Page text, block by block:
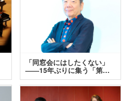
「同窓会にはしたくない」
――15年ぶりに集う「第…